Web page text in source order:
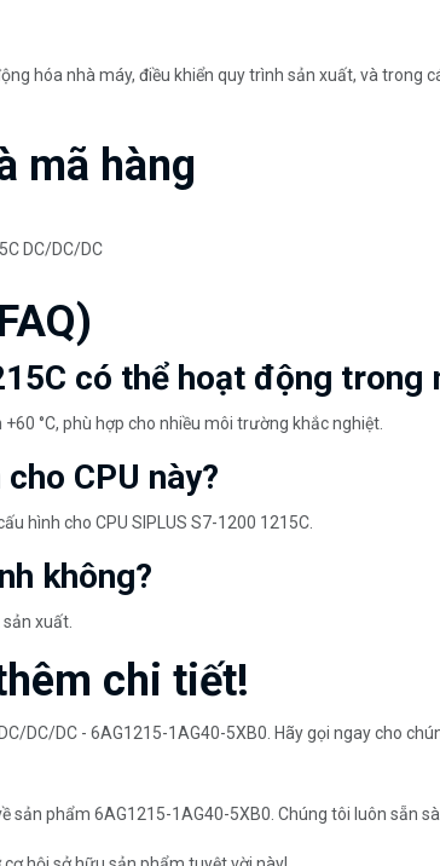
hóa nhà máy, điều khiển quy trình sản xuất, và trong
mã hàng
DC/DC/DC
có thể hoạt động trong
°C, phù hợp cho nhiều môi trường khắc nghiệt.
CPU này?
hình cho CPU SIPLUS S7-1200 1215C.
không?
xuất.
chi tiết!
DC/DC - 6AG1215-1AG40-5XB0. Hãy gọi ngay cho
sản phẩm 6AG1215-1AG40-5XB0. Chúng tôi luôn sẵn